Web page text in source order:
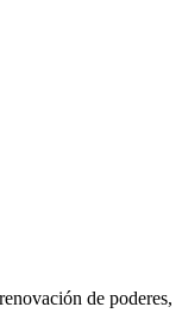
de poderes,